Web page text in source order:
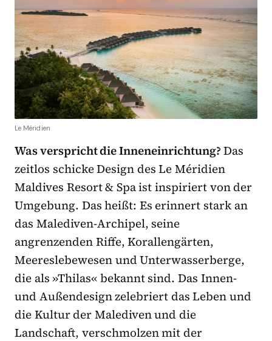
Le Méridien
Was verspricht die Inneneinrichtung?Das
zeitlos schicke Design des Le Méridien
Maldives Resort & Spa ist inspiriert von der
Umgebung. Das heißt: Es erinnert stark an
das Malediven-Archipel, seine
angrenzenden Riffe, Korallengärten,
Meereslebewesen und Unterwasserberge,
die als »Thilas« bekannt sind. Das Innen-
und Außendesign zelebriert das Leben und
die Kultur der Malediven und die
Landschaft, verschmolzen mit der